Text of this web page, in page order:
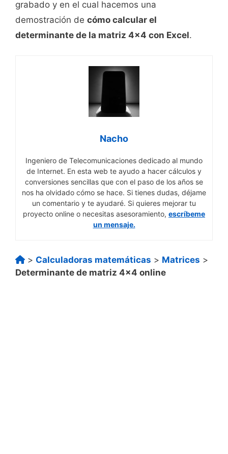
grabado y en el cual hacemos una
demostración de cómo calcular el
determinante de la matriz 4x4 con Excel.
Nacho
Ingeniero de Telecomunicaciones dedicado al mundo
de Internet. En esta web te ayudo a hacer cálculos y
conversiones sencillas que con el paso de los años se
nos ha olvidado cómo se hace. Si tienes dudas, déjame
un comentario y te ayudaré. Si quieres mejorar tu
proyecto online o necesitas asesoramiento, escríbeme
un mensaje.
> Calculadoras matemáticas > Matrices >
Determinante de matriz 4×4 online